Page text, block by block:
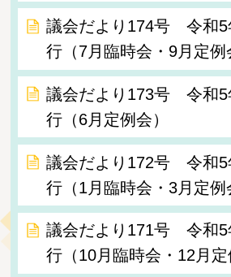
議会だより174号 令和5
行（7月臨時会・9月定例
議会だより173号 令和5
行（6月定例会）
議会だより172号 令和5
行（1月臨時会・3月定例
議会だより171号 令和5
行（10月臨時会・12月定